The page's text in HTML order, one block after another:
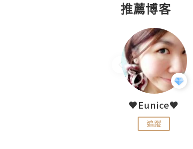
推薦博客
♥Eunice♥
追蹤